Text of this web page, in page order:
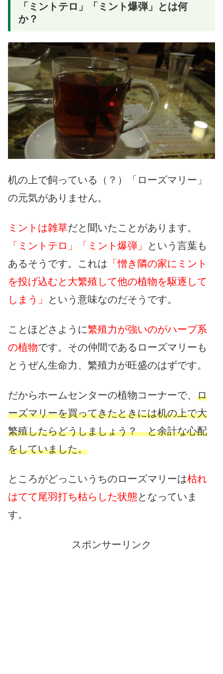
「ミントテロ」「ミント爆弾」とは何
か？
机の上で飼っている（？）「ローズマリー」
の元気がありません。
ミントは雑草だと聞いたことがあります。
「ミントテロ」「ミント爆弾」
という言葉も
あるそうです。これは 「憎き隣の家にミント
を投げ込むと大繁殖して他の植物を駆逐して
しまう」
という意味なのだそうです。
ことほどさように繁殖力が強いのがハーブ系
の植物です。その仲間であるローズマリーも
とうぜん生命力、繁殖力が旺盛のはずです。
だからホームセンターの植物コーナーで、 ロ
ーズマリーを買ってきたときには机の上で大
繁殖したらどうしましょう？ と余計な心配
をしていました。
ところがどっこいうちのローズマリーは枯れ
はてて尾羽打ち枯らした状態となっていま
す。
スポンサーリンク